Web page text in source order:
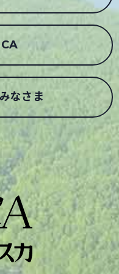
なさま